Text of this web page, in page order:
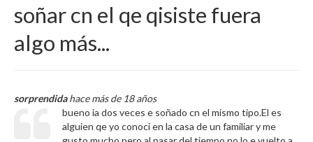
Más
soñar cn el qe qisiste fuera
algo más...
sorprendidahace más de 18 años
bueno ia dos veces e soñado cn el mismo tipo.El es
alguien qe yo conoci en la casa de un familiar y me